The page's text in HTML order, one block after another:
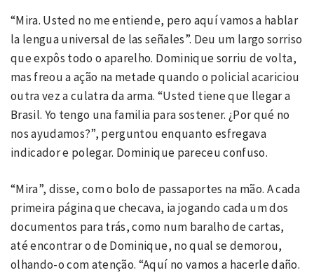
“Mira. Usted no me entiende, pero aquí vamos a hablar
la lengua universal de las señales”. Deu um largo sorriso
que expôs todo o aparelho. Dominique sorriu de volta,
mas freou a ação na metade quando o policial acariciou
outra vez a culatra da arma. “Usted tiene que llegar a
Brasil. Yo tengo una familia para sostener. ¿Por qué no
nos ayudamos?”, perguntou enquanto esfregava
indicador e polegar. Dominique pareceu confuso.
“Mira”, disse, com o bolo de passaportes na mão. A cada
primeira página que checava, ia jogando cada um dos
documentos para trás, como num baralho de cartas,
até encontrar o de Dominique, no qual se demorou,
olhando-o com atenção. “Aquí no vamos a hacerle daño.